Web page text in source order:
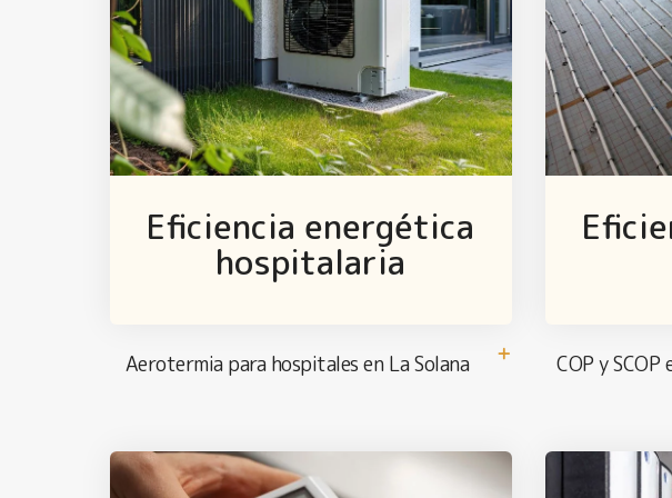
Eficiencia energética
hospitalaria
Aerotermia para hospitales en La Solana
COP y